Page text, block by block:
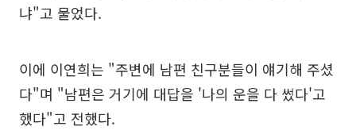
냐"고 물었다.
이에 이연희는 "주변에 남편 친구분들이 얘기해 주셨
다"며 "남편은 거기에 대답을 '나의 운을 다 썼다'고
했다"고 전했다.